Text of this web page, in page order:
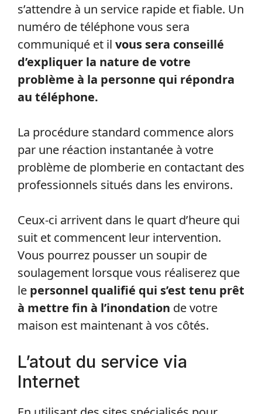
Pendant les heures d’ouverture indiquées
sur le site web, les clients peuvent
s’attendre à un service rapide et fiable. Un
numéro de téléphone vous sera
communiqué et il
d’expliquer la nature de votre
problème à la personne qui répondra
au téléphone.
La procédure standard commence alors
par une réaction instantanée à votre
problème de plomberie en contactant des
professionnels situés dans les environs.
Ceux-ci arrivent dans le quart d’heure qui
suit et commencent leur intervention.
Vous pourrez pousser un soupir de
le personnel qualifié qui s’est tenu prêt
à mettre fin à l’inondation de votre
maison est maintenant à vos côtés.